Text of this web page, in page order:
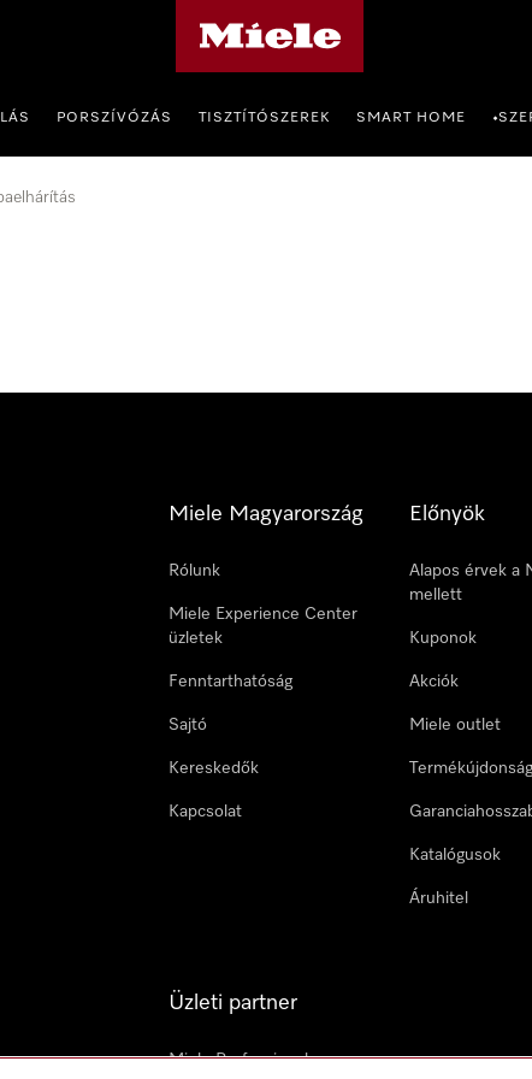
PORSZÍVÓZÁS TISZTÍTÓSZEREK SMART HOME •
Miele Magyarország
Rólunk
Miele Experience Center
üzletek
Fenntarthatóság
Sajtó
Kereskedők
Kapcsolat
Előnyök
Alapos érvek a
mellett
Kuponok
Akciók
Miele outlet
Katalógusok
Áruhitel
Üzleti partner
Miele Professional